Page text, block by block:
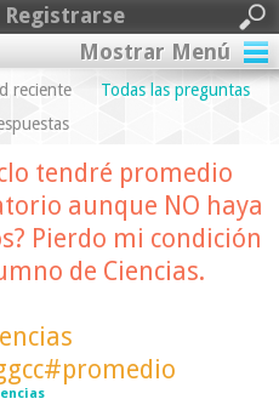
Mostrar Menú
reciente
Todas las preguntas
tendré promedio
aunque NO haya
Pierdo mi condición
de Ciencias.